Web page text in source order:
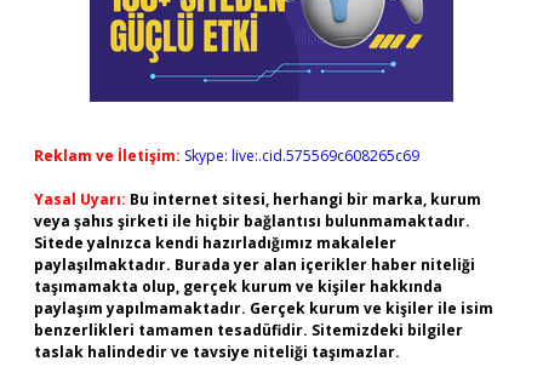
Reklam ve İletişim: Skype: live:.cid.575569c608265c69
Yasal Uyarı: Bu internet sitesi, herhangi bir marka, kurum
veya şahıs şirketi ile hiçbir bağlantısı bulunmamaktadır.
Sitede yalnızca kendi hazırladığımız makaleler
paylaşılmaktadır. Burada yer alan içerikler haber niteliği
taşımamakta olup, gerçek kurum ve kişiler hakkında
paylaşım yapılmamaktadır. Gerçek kurum ve kişiler ile isim
benzerlikleri tamamen tesadüfidir. Sitemizdeki bilgiler
taslak halindedir ve tavsiye niteliği taşımazlar.